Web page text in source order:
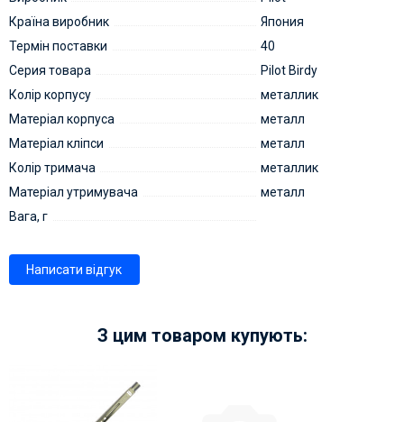
Країна виробник
Япония
Термін поставки
40
Серия товара
Pilot Birdy
Колір корпусу
металлик
Матеріал корпуса
металл
Матеріал кліпси
металл
Колір тримача
металлик
Матеріал утримувача
металл
Вага, г
Написати відгук
З цим товаром купують: